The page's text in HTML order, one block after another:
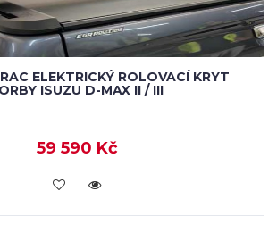
ELEKTRICKÝ ROLOVACÍ KRYT
ISUZU D-MAX II / III
59 590 Kč
KOUPIT